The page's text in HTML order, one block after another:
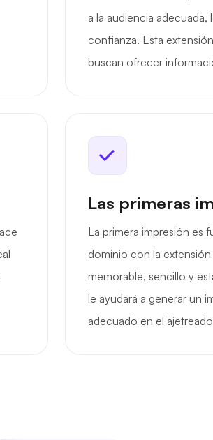
a la audiencia
confianza. Esta
buscan ofrecer
Las primeras
La primera impresión es
dominio con la
memorable, sencillo y
le ayudará a generar un
adecuado en el